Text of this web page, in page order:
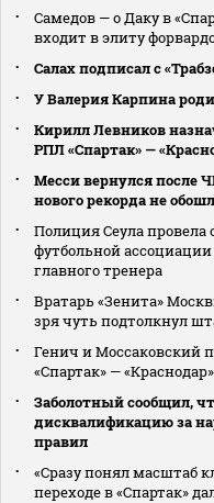
Самедов — о Даку в
входит в элиту
Салах подписал с
У Валерия Карпина
Кирилл Левников
РПЛ «Спартак» —
Месси вернулся после
нового рекорда не
Полиция Сеула провела
футбольной
главного тренера
Вратарь «Зенита»
зря чуть подтолкнул
Генич и Моссаковский
«Спартак» —
Заболотный сообщил,
дисквалификацию за
правил
«Сразу понял масштаб
переходе в «Спартак»